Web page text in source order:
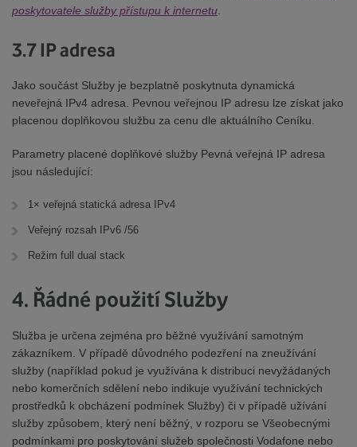
poskytovatele služby přístupu k internetu
3.7 IP adresa
Jako součást Služby je bezplatně poskytnuta dynamická
neveřejná IPv4 adresa. Pevnou veřejnou IP adresu lze získat jako
placenou doplňkovou službu za cenu dle aktuálního Ceníku.
Parametry placené doplňkové služby Pevná veřejná IP adresa
jsou následující:
1× veřejná statická adresa IPv4
Veřejný rozsah IPv6 /56
Režim full dual stack
4. Řádné použití Služby
Služba je určena zejména pro běžné využívání samotným
zákazníkem. V případě důvodného podezření na zneužívání
služby (například pokud je využívána k distribuci nevyžádaných
nebo komerčních sdělení nebo indikuje využívání technických
prostředků k obcházení podmínek Služby) či v případě užívání
služby způsobem, který není běžný, v rozporu se Všeobecnými
podmínkami pro poskytování služeb společnosti Vodafone nebo